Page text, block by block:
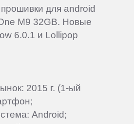
для android
M9 32GB. Новые
6.0.1 и Lollipop
2015 г. (1-ый
Android;